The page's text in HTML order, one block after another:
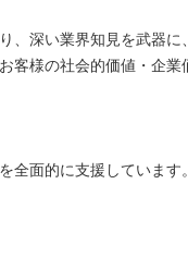
、深い業界知見を武器に
客様の社会的価値・企業
全面的に支援しています